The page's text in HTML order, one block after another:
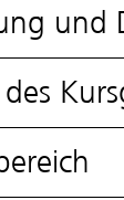
und